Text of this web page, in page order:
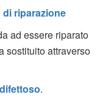
riparazione
ad essere riparato
sostituito attraverso
.